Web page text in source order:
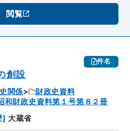
閲覧
件名
創設
関係
財政史資料
和財政史資料第１号第８２冊
] 大蔵省